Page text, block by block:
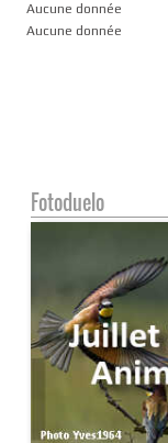
Aucune donnée
Aucune donnée
Fotoduelo